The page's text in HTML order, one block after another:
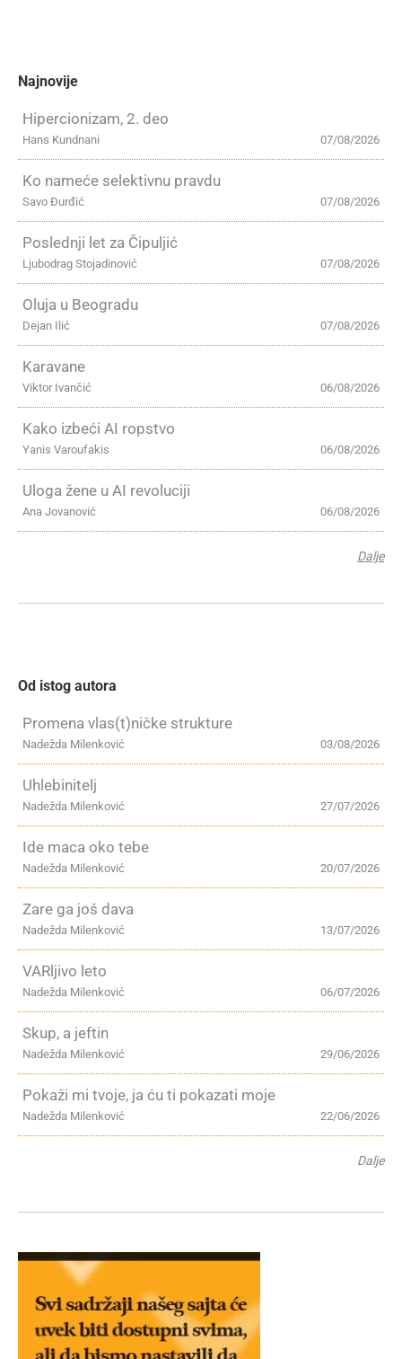
Najnovije
Hipercionizam, 2. deo
07/08/2026
Hans Kundnani
Ko nameće selektivnu pravdu
07/08/2026
Savo Đurđić
Poslednji let za Čipuljić
07/08/2026
Ljubodrag Stojadinović
Oluja u Beogradu
07/08/2026
Dejan Ilić
Karavane
06/08/2026
Viktor Ivančić
Kako izbeći AI ropstvo
06/08/2026
Yanis Varoufakis
Uloga žene u AI revoluciji
06/08/2026
Ana Jovanović
Dalje
Od istog autora
Promena vlas(t)ničke strukture
03/08/2026
Nadežda Milenković
Uhlebinitelj
27/07/2026
Nadežda Milenković
Ide maca oko tebe
20/07/2026
Nadežda Milenković
Zare ga još dava
13/07/2026
Nadežda Milenković
VARljivo leto
06/07/2026
Nadežda Milenković
Skup, a jeftin
29/06/2026
Nadežda Milenković
Pokaži mi tvoje, ja ću ti pokazati moje
22/06/2026
Nadežda Milenković
Dalje